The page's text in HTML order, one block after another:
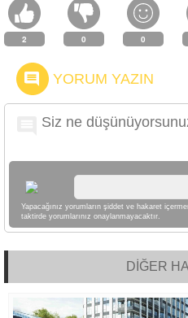
2 0 0
YORUM YAZIN
Yapacağınız yorumların şiddet ve hakaret
taktirde yorumlarınız onaylanmayacaktır.
DİĞER